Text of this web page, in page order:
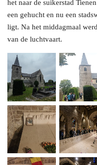
het naar de suikerstad
een gehucht en nu een
ligt. Na het middagmaal
van de luchtvaart.